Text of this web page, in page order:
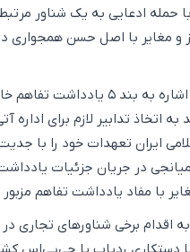
حمله ادعایی به یک شناور
برانگیز و مغایر با اصل حسن
اتخاذ تدابیر لازم برای
ایران تعهدات خود را با
در جریان جزئیات
با مفاد یادداشت تفاهم
اقدام برخی شناور‌های تجاری